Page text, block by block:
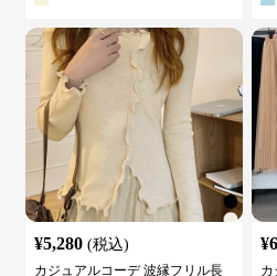
¥5,280 (税込)
カジュアルコーデ 波縁フリル長
¥
カ